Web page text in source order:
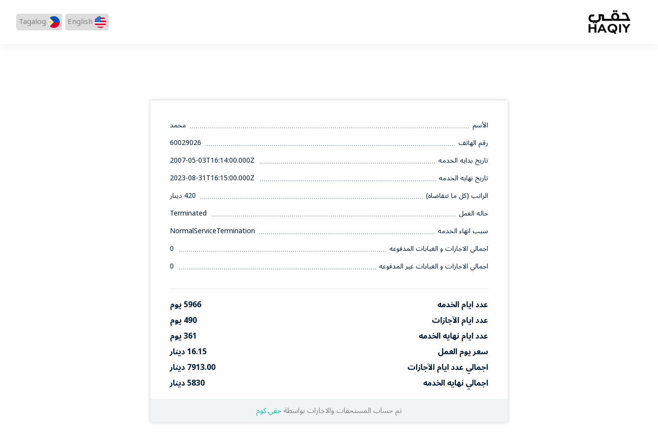
English
Tagalog
الأسم
محمد
رقم الهاتف
60029026
تاريخ بدايه الخدمه
2007-05-03T16:14:00.000Z
تاريخ نهايه الخدمه
2023-08-31T16:15:00.000Z
الراتب (كل ما تتقاضاه)
420 دينار
حاله العمل
Terminated
سبب انهاء الخدمه
NormalServiceTermination
اجمالي الاجازات و الغيابات المدفوعه
0
اجمالي الاجازات و الغيابات غير المدفوعه
0
عدد ايام الخدمه
5966 يوم
عدد ايام الآجازات
490 يوم
عدد ايام نهايه الخدمه
361 يوم
سعر يوم العمل
16.15 دينار
اجمالي عدد ايام الآجازات
7913.00 دينار
اجمالي نهايه الخدمه
5830 دينار
تم حساب المستحقات والاجارات بواسطةحقي.كوم